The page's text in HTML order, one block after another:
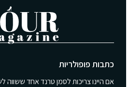
כתבות פופולריות
אם היינו צריכות לסמן טרנד אחד ששווה